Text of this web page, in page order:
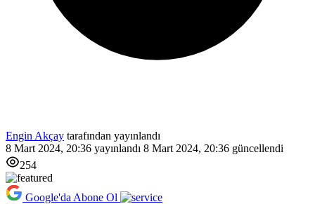
Engin Akçay tarafından yayınlandı
8 Mart 2024, 20:36 yayınlandı 8 Mart 2024, 20:36 güncellendi
254
Google'da Abone Ol